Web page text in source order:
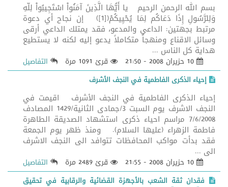
بسم الله الرحمن الرحيم يا أَيُّهَا الَّذِينَ آمَنُواْ اسْتَجِيبُواْ لِلّهِ
وَلِلرَّسُولِ إِذَا دَعَاكُم لِمَا يُحْيِيكُمْ([1]) إن نجاح أي دعوة
مرتبط بجهتين: الداعي والمدعو، فقد يمتلك الداعي أرقى
وسائل الاقناع ومنهجاً متكاملاً يدعو إليه لكنه لا يستطيع
هداية كل الناس ...
قرئ 1091 مرة
التفاصيل
إحياء الذكرى الفاطمية في النجف الأشرف
إحياء الذكرى الفاطمية في النجف الأشرف اقيمت في
النجف الاشرف يوم السبت 3/جمادى الثانية/1429 المصادف
7/6/2008 مراسم احياء ذكرى استشهاد الصديقة الطاهرة
فاطمة الزهراء (عليها السلام). ومنذ ظهر يوم الجمعة
فقد بدأت مواكب المحافظات تتوافد الى النجف الاشرف
الى ...
قرئ 2489 مرة
التفاصيل
فقدان ثقة الشعب بالأجهزة القضائية والرقابية في تحقيق